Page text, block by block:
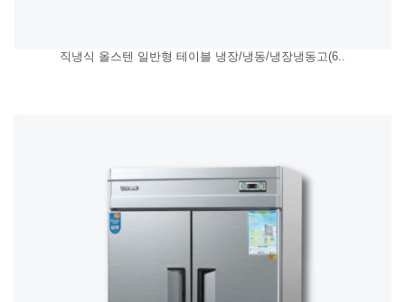
직냉식 올스텐 일반형 테이블 냉장/냉동/냉장냉동고(6..